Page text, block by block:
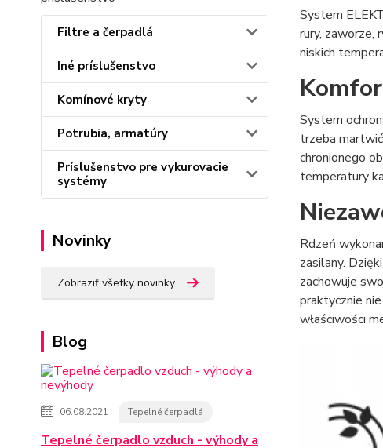
Filtre a čerpadlá
Iné príslušenstvo
Komínové kryty
Potrubia, armatúry
Príslušenstvo pre vykurovacie
systémy
Novinky
Zobraziť všetky novinky
Blog
06.08.2021 Tepelné čerpadlá
Tepelné čerpadlo vzduch - výhody a
System
rury, zaworze,
niskich
System
trzeba
chronionego
temperatury
Rdzeń
zasilany.
zachowuje
praktycznie
właściwości